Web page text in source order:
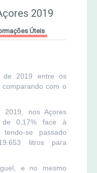
Micaelenses
AASM
DE SANTANA
2019
Úteis
de 2019 entre os
com o
2019, nos Açores
de 0,17% face à
se passado
litros para
e no mesmo